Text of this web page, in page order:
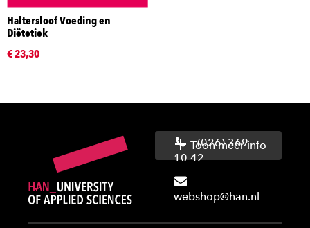
Haltersloof Voeding en
Diëtetiek
€ 23,30
(026) 369
10 42
webshop@han.nl
Toon meer info